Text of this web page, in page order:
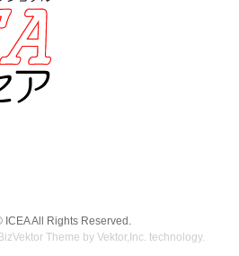
ICEAAll Rights Reserved.
BizVektor Theme byVektor,Inc. technology.